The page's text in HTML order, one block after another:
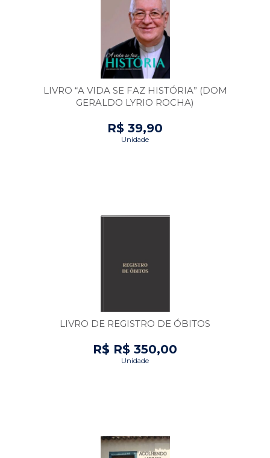
LIVRO “A VIDA SE FAZ HISTÓRIA” (DOM
GERALDO LYRIO ROCHA)
R$ 39,90
Unidade
LIVRO DE REGISTRO DE ÓBITOS
R$ R$ 350,00
Unidade